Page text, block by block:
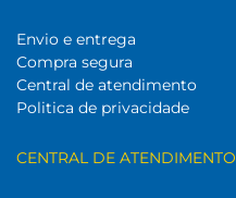
Envio e entrega
Compra segura
Central de atendimento
Politica de privacidade
CENTRAL DE ATENDIMENTO